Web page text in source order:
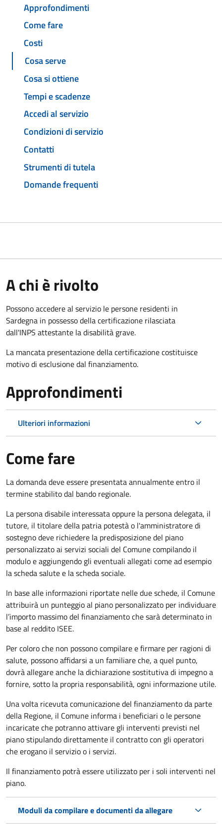
Approfondimenti
Come fare
Costi
Cosa serve
Cosa si ottiene
Tempi e scadenze
Accedi al servizio
Condizioni di servizio
Contatti
Strumenti di tutela
Domande frequenti
A chi è rivolto
Possono accedere al servizio le persone residenti in
Sardegna in possesso della certificazione rilasciata
dall'INPS attestante la disabilità grave.
La mancata presentazione della certificazione costituisce
motivo di esclusione dal finanziamento.
Approfondimenti
Ulteriori informazioni
Come fare
La domanda deve essere presentata annualmente entro il
termine stabilito dal bando regionale.
La persona disabile interessata oppure la persona delegata, il
tutore, il titolare della patria potestà o l'amministratore di
sostegno deve richiedere la predisposizione del piano
personalizzato ai servizi sociali del Comune compilando il
modulo e aggiungendo gli eventuali allegati come ad esempio
la scheda salute e la scheda sociale.
In base alle informazioni riportate nelle due schede, il Comune
attribuirà un punteggio al piano personalizzato per individuare
l’importo massimo del finanziamento che sarà determinato in
base al reddito ISEE.
Per coloro che non possono compilare e firmare per ragioni di
salute, possono affidarsi a un familiare che, a quel punto,
dovrà allegare anche la dichiarazione sostitutiva di impegno a
fornire, sotto la propria responsabilità, ogni informazione utile.
Una volta ricevuta comunicazione del finanziamento da parte
della Regione, il Comune informa i beneficiari o le persone
incaricate che potranno attivare gli interventi previsti nel
piano stipulando direttamente il contratto con gli operatori
che erogano il servizio o i servizi.
Il finanziamento potrà essere utilizzato per i soli interventi nel
piano.
Moduli da compilare e documenti da allegare